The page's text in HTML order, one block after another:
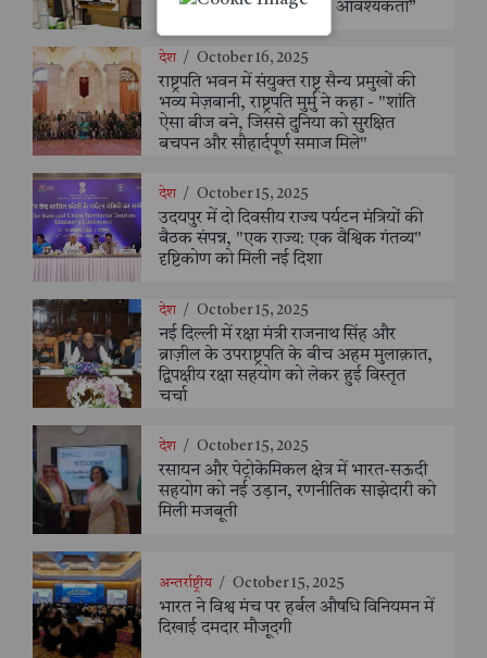
आयुर्वेद के शाश्वत ज्ञान की है आवश्यकता”
देश / October 16, 2025
राष्ट्रपति भवन में संयुक्त राष्ट्र सैन्य प्रमुखों की
भव्य मेज़बानी, राष्ट्रपति मुर्मु ने कहा - "शांति
ऐसा बीज बने, जिससे दुनिया को सुरक्षित
बचपन और सौहार्दपूर्ण समाज मिले"
देश / October 15, 2025
उदयपुर में दो दिवसीय राज्य पर्यटन मंत्रियों की
बैठक संपन्न, "एक राज्य: एक वैश्विक गंतव्य"
दृष्टिकोण को मिली नई दिशा
देश / October 15, 2025
नई दिल्ली में रक्षा मंत्री राजनाथ सिंह और
ब्राज़ील के उपराष्ट्रपति के बीच अहम मुलाक़ात,
द्विपक्षीय रक्षा सहयोग को लेकर हुई विस्तृत
चर्चा
देश / October 15, 2025
रसायन और पेट्रोकेमिकल क्षेत्र में भारत-सऊदी
सहयोग को नई उड़ान, रणनीतिक साझेदारी को
मिली मजबूती
अन्तर्राष्ट्रीय / October 15, 2025
भारत ने विश्व मंच पर हर्बल औषधि विनियमन में
दिखाई दमदार मौजूदगी